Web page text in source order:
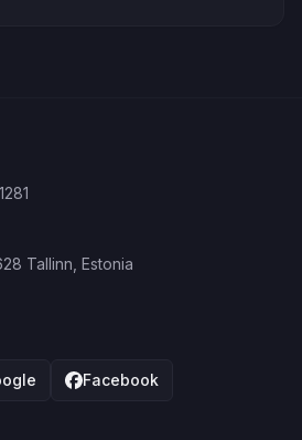
Tallinn, Estonia
Facebook